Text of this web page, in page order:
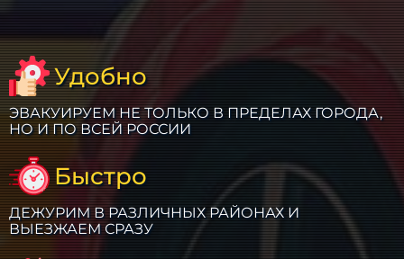
Удобно
ЭВАКУИРУЕМ НЕ ТОЛЬКО В ПРЕДЕЛАХ ГОРОДА,
НО И ПО ВСЕЙ РОССИИ
Быстро
ДЕЖУРИМ В РАЗЛИЧНЫХ РАЙОНАХ И
ВЫЕЗЖАЕМ СРАЗУ